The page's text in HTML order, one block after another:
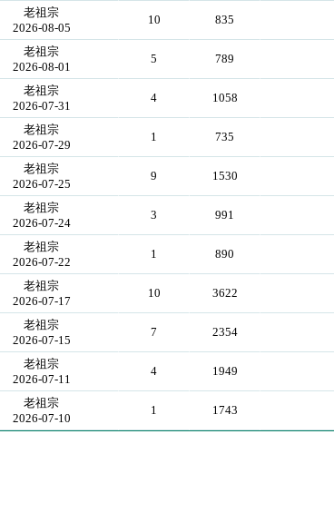
老祖宗
2026-08-05
10 835
老祖宗
2026-08-01
5 789
老祖宗
2026-07-31
4 1058
老祖宗
2026-07-29
1 735
老祖宗
2026-07-25
9 1530
老祖宗
2026-07-24
3 991
老祖宗
2026-07-22
1 890
老祖宗
2026-07-17
10 3622
老祖宗
2026-07-15
7 2354
老祖宗
2026-07-11
4 1949
老祖宗
2026-07-10
1 1743